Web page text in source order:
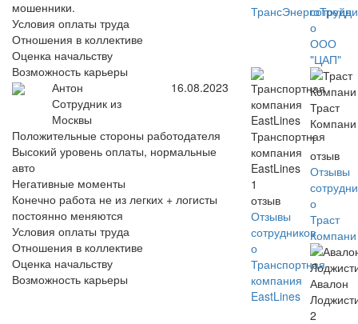
мошенники.
Условия оплаты труда
Отношения в коллективе
Оценка начальству
Возможность карьеры
Антон
Сотрудник из
Москвы
16.08.2023
Положительные стороны работодателя
Высокий уровень оплаты, нормальные
авто
Негативные моменты
Конечно работа не из легких + логисты
постоянно меняются
Условия оплаты труда
Отношения в коллективе
Оценка начальству
Возможность карьеры
ТрансЭнергоТрейд
о
ООО
"ЦАП"
Транспортная
компания
EastLines
1
отзыв
Отзывы
сотрудников
о
Транспортная
компания
EastLines
Траст
Компани
1
отзыв
Отзывы
о
Траст
Компани
Авалон
2